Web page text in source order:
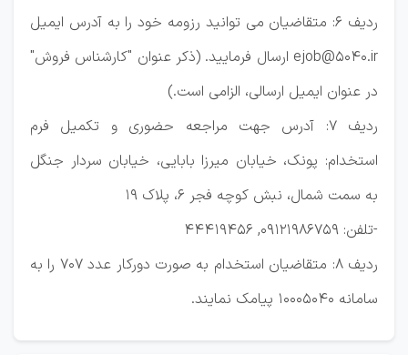
ردیف 6: متقاضیان می توانید رزومه خود را به آدرس ایمیل
ejob@5040.ir ارسال فرمایید. (ذکر عنوان "کارشناس فروش"
در عنوان ایمیل ارسالی، الزامی است.)
ردیف 7:
آدرس جهت مراجعه حضوری و تکمیل فرم
استخدام: پونک، خیابان میرزا بابایی، خیابان سردار جنگل
به سمت شمال، نبش کوچه فجر 6، پلاک 19
-تلفن: 09121986759, 44419456
ردیف 8:
متقاضیان استخدام به صورت دورکار عدد 707 را به
سامانه 10005040 پیامک نمایند.